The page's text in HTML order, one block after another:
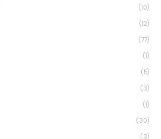
(10)
(12)
(77)
(1)
(5)
(3)
(1)
(30)
(3)